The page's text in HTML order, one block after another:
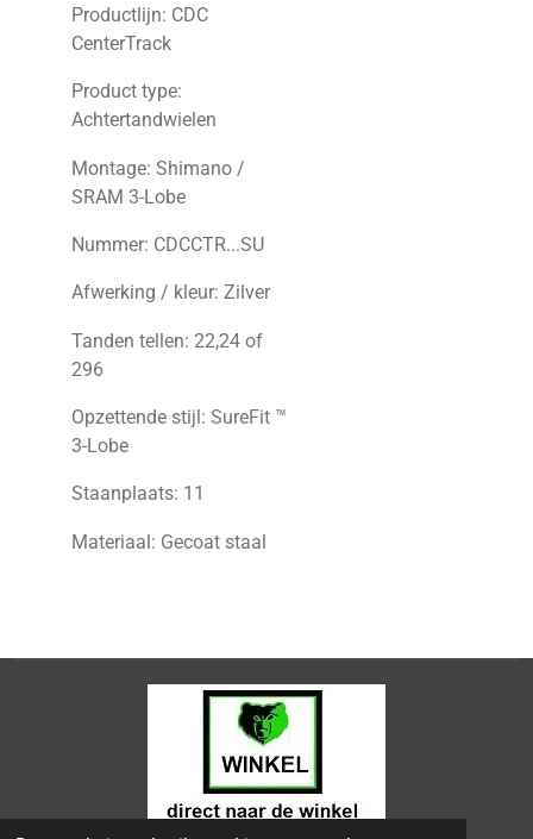
Productlijn: CDC
CenterTrack
Product type:
Achtertandwielen
Montage: Shimano /
SRAM 3-Lobe
Nummer: CDCCTR...SU
Afwerking / kleur: Zilver
Tanden tellen: 22,24 of
296
Opzettende stijl: SureFit ™
3-Lobe
Staanplaats: 11
Materiaal: Gecoat staal